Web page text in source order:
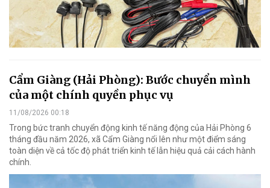
Cẩm Giàng (Hải Phòng): Bước chuyển mình
của một chính quyền phục vụ
11/08/2026 00:18
Trong bức tranh chuyển động kinh tế năng động của Hải Phòng 6
tháng đầu năm 2026, xã Cẩm Giàng nổi lên như một điểm sáng
toàn diện về cả tốc độ phát triển kinh tế lẫn hiệu quả cải cách hành
chính.